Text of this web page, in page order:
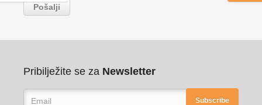
Pribilježite se za Newsletter
Subscribe